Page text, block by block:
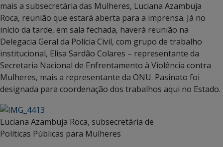
mais a subsecretária das Mulheres, Luciana Azambuja
Roca, reunião que estará aberta para a imprensa. Já no
início da tarde, em sala fechada, haverá reunião na
Delegacia Geral da Polícia Civil, com grupo de trabalho
institucional, Elisa Sardão Colares – representante da
Secretaria Nacional de Enfrentamento à Violência contra
Mulheres, mais a representante da ONU. Pasinato foi
designada para coordenação dos trabalhos aqui no Estado.
Luciana Azambuja Roca, subsecretária de
Políticas Públicas para Mulheres